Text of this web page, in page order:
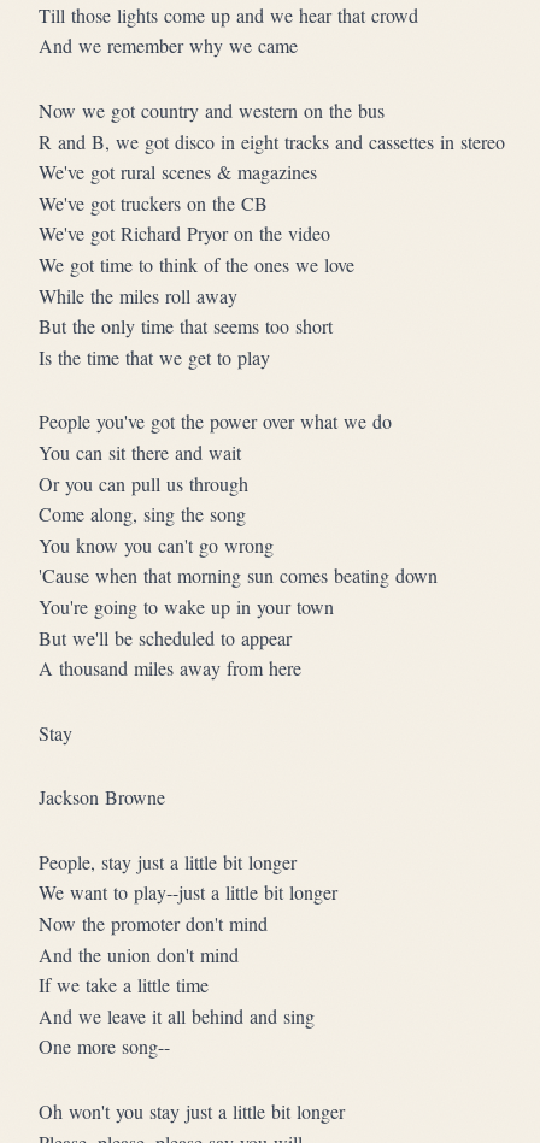
Till those lights come up and we hear that crowd
And we remember why we came
Now we got country and western on the bus
R and B, we got disco in eight tracks and cassettes in stereo
We've got rural scenes & magazines
We've got truckers on the CB
We've got Richard Pryor on the video
We got time to think of the ones we love
While the miles roll away
But the only time that seems too short
Is the time that we get to play
People you've got the power over what we do
You can sit there and wait
Or you can pull us through
Come along, sing the song
You know you can't go wrong
'Cause when that morning sun comes beating down
You're going to wake up in your town
But we'll be scheduled to appear
A thousand miles away from here
Stay
Jackson Browne
People, stay just a little bit longer
We want to play--just a little bit longer
Now the promoter don't mind
And the union don't mind
If we take a little time
And we leave it all behind and sing
One more song--
Oh won't you stay just a little bit longer